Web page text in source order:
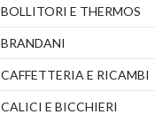
BOLLITORI E THERMOS
BRANDANI
CAFFETTERIA E RICAMBI
CALICI E BICCHIERI